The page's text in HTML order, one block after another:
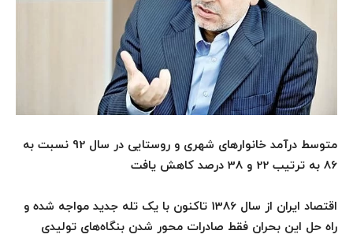
متوسط درآمد خانوارهای شهری و روستایی در سال 92 نسبت به
86 به ترتیب 22 و 38 درصد کاهش یافت
اقتصاد ایران از سال 1386 تاکنون با یک تله جدید مواجه شده و
راه حل این بحران فقط صادرات محور شدن بنگاه‌های تولیدی